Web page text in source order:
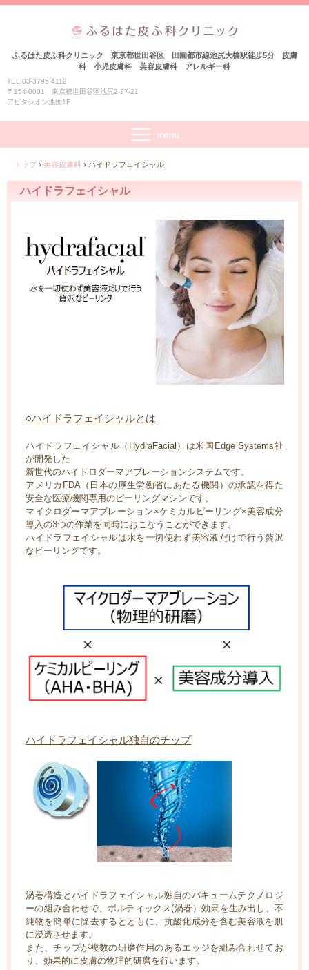
ふるはた皮ふ科クリニック 東京都世田谷区 田園都市線池尻大橋駅徒歩5分 皮膚
科 小児皮膚科 美容皮膚科 アレルギー科
TEL.03-3795-4112
〒154-0001 東京都世田谷区池尻2-37-21
アビタシオン池尻1F
トップ › 美容皮膚科 › ハイドラフェイシャル
ハイドラフェイシャル
○ハイドラフェイシャルとは
ハイドラフェイシャル（HydraFacial）は米国Edge Systems社
が開発した
新世代のハイドロダーマアブレーションシステムです。
アメリカFDA（日本の厚生労働省にあたる機関）の承認を得た
安全な医療機関専用のピーリングマシンです。
マイクロダーマアブレーション×ケミカルピーリング×美容成分
導入の3つの作業を同時におこなうことができます。
ハイドラフェイシャルは水を一切使わず美容液だけで行う贅沢
なピーリングです。
ハイドラフェイシャル独自のチップ
渦巻構造とハイドラフェイシャル独自のバキュームテクノロジ
ーの組み合わせで、ボルティックス(渦巻）効果を生み出し、不
純物を簡単に除去するとともに、抗酸化成分を含む美容液を肌
に浸透させます。
また、チップが複数の研磨作用のあるエッジを組み合わせてお
り、効果的に皮膚の物理的研磨を行います。